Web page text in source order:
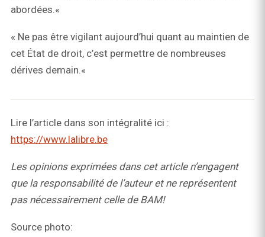
abordées.«
« Ne pas être vigilant aujourd’hui quant au maintien de
cet État de droit, c’est permettre de nombreuses
dérives demain.«
Lire l’article dans son intégralité ici :
https://www.lalibre.be
Les opinions exprimées dans cet article n’engagent
que la responsabilité de l’auteur et ne représentent
pas nécessairement celle de BAM!
Source photo: